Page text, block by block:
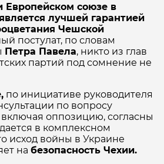
Европейском союзе в
лучшей гарантией
Чешской
постулат, по словам
Петра Павела, никто из глав
партий под сомнение не
по инициативе руководителя
по вопросу
включая оппозицию, согласны
в комплексном
исход войны в Украине
на безопасность Чехии.